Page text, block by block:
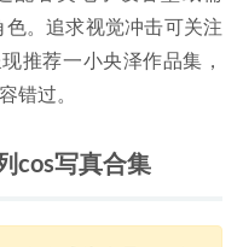
。追求视觉冲击可关注
推荐一小央泽作品集，
错过。
cos写真合集